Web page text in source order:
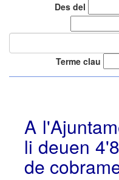
Des del
Terme clau
A
li deuen
de